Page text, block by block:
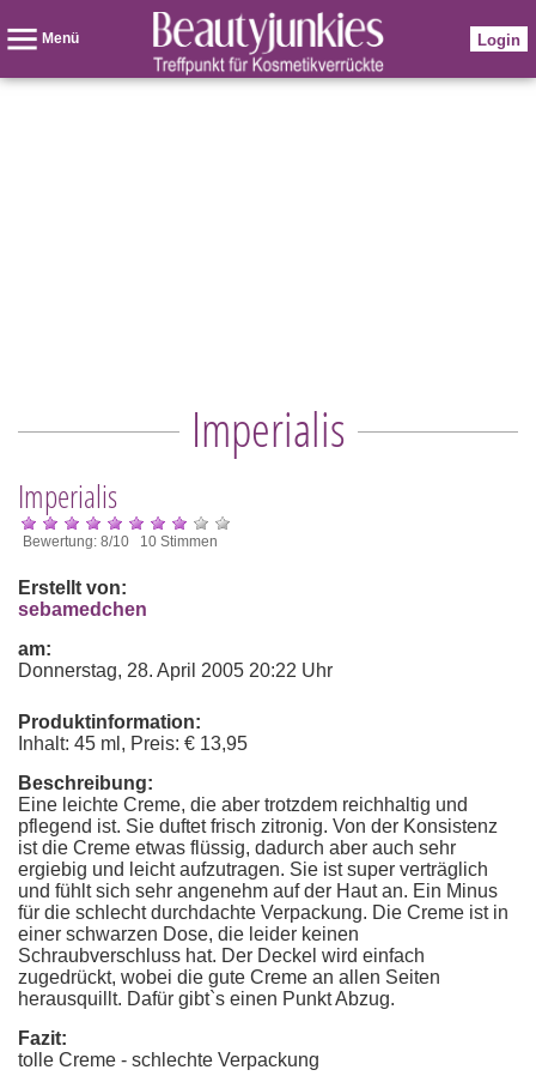
Menü Login
Imperialis
Imperialis
Bewertung: 8/10 10 Stimmen
Erstellt von:
sebamedchen
am:
Donnerstag, 28. April 2005 20:22 Uhr
Produktinformation:
Inhalt: 45 ml, Preis: € 13,95
Beschreibung:
Eine leichte Creme, die aber trotzdem reichhaltig und
pflegend ist. Sie duftet frisch zitronig. Von der Konsistenz
ist die Creme etwas flüssig, dadurch aber auch sehr
ergiebig und leicht aufzutragen. Sie ist super verträglich
und fühlt sich sehr angenehm auf der Haut an. Ein Minus
für die schlecht durchdachte Verpackung. Die Creme ist in
einer schwarzen Dose, die leider keinen
Schraubverschluss hat. Der Deckel wird einfach
zugedrückt, wobei die gute Creme an allen Seiten
herausquillt. Dafür gibt`s einen Punkt Abzug.
Fazit:
tolle Creme - schlechte Verpackung